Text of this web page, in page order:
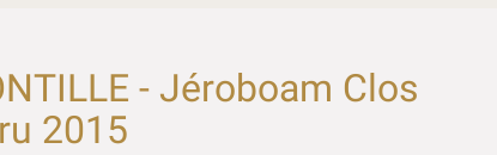
- Jéroboam Clos
2015